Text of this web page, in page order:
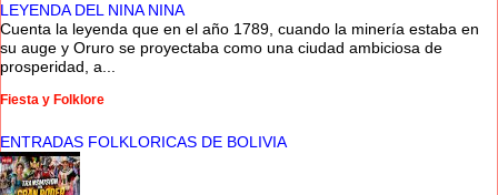
LEYENDA DEL NINA NINA
Cuenta la leyenda que en el año 1789, cuando la minería estaba en
su auge y Oruro se proyectaba como una ciudad ambiciosa de
prosperidad, a...
Fiesta y Folklore
ENTRADAS FOLKLORICAS DE BOLIVIA